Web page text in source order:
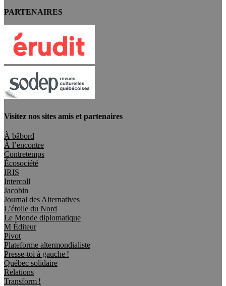
PARTENAIRES
Visitez nos sites amis et partenaires
À bâbord
À l’encontre
Contretemps
Écosociété
IRIS
Intercoll
Jacobin
Journal des Alternatives
L’étoile du Nord
Le Monde diplomatique
M Éditeur
Pivot
Plateforme altermondialiste
Presse-toi à gauche !
Québec solidaire
Relations
Transform !